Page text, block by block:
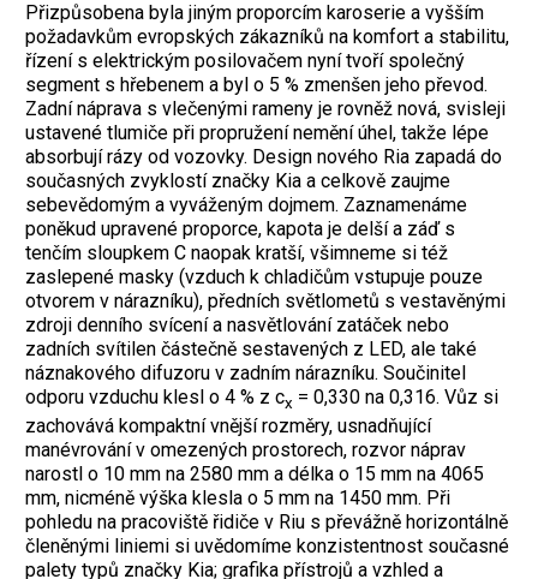
Přizpůsobena byla jiným proporcím karoserie a vyšším
požadavkům evropských zákazníků na komfort a stabilitu,
řízení s elektrickým posilovačem nyní tvoří společný
segment s hřebenem a byl o 5 % zmenšen jeho převod.
Zadní náprava s vlečenými rameny je rovněž nová, svisleji
ustavené tlumiče při propružení nemění úhel, takže lépe
absorbují rázy od vozovky. Design nového Ria zapadá do
současných zvyklostí značky Kia a celkově zaujme
sebevědomým a vyváženým dojmem. Zaznamenáme
poněkud upravené proporce, kapota je delší a záď s
tenčím sloupkem C naopak kratší, všimneme si též
zaslepené masky (vzduch k chladičům vstupuje pouze
otvorem v nárazníku), předních světlometů s vestavěnými
zdroji denního svícení a nasvětlování zatáček nebo
zadních svítilen částečně sestavených z LED, ale také
náznakového difuzoru v zadním nárazníku. Součinitel
odporu vzduchu klesl o 4 % z cx = 0,330 na 0,316. Vůz si
zachovává kompaktní vnější rozměry, usnadňující
manévrování v omezených prostorech, rozvor náprav
narostl o 10 mm na 2580 mm a délka o 15 mm na 4065
mm, nicméně výška klesla o 5 mm na 1450 mm. Při
pohledu na pracoviště řidiče v Riu s převážně horizontálně
členěnými liniemi si uvědomíme konzistentnost současné
palety typů značky Kia; grafika přístrojů a vzhled a